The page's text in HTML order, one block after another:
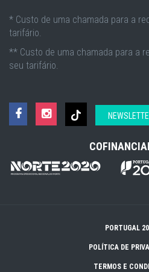
* Custo de uma chamada para a
tarifário.
** Custo de uma chamada para a
seu tarifário.
PORTUGAL
POLÍTICA DE
TERMOS E